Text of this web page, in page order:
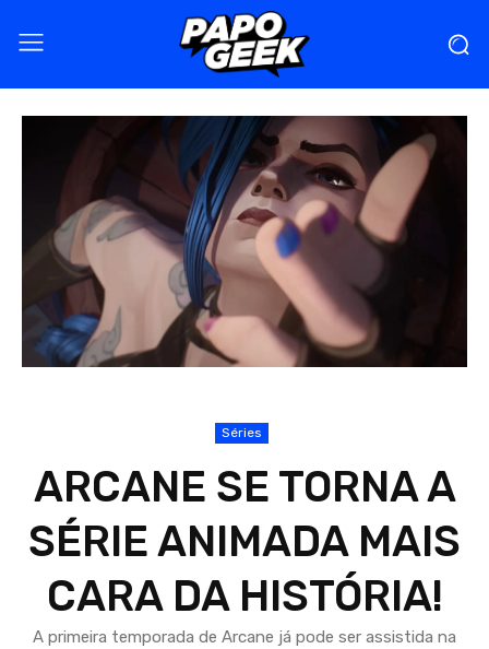
Séries
ARCANE SE TORNA A
SÉRIE ANIMADA MAIS
CARA DA HISTÓRIA!
A primeira temporada de Arcane já pode ser assistida na